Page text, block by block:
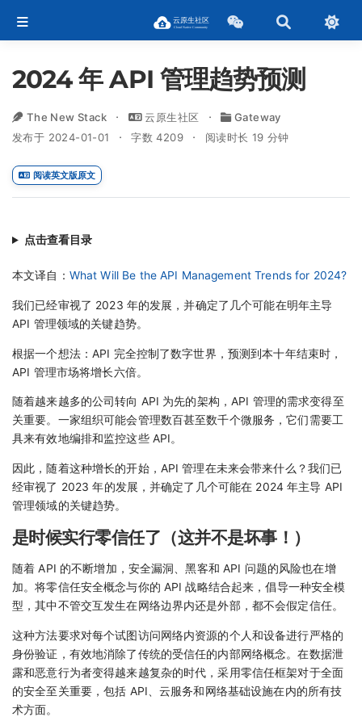
2024 年 API 管理趋势预测
The New Stack 云原生社区
Gateway
发布于 2024-01-01
字数 4209 阅读时长 19 分钟
阅读英文版原文
点击查看目录
本文译自： What Will Be the API Management Trends for 2024?
我们已经审视了 2023 年的发展，并确定了几个可能在明年主导
API 管理领域的关键趋势。
根据一个想法：API 完全控制了数字世界，预测到本十年结束时，
API 管理市场将增长六倍。
随着越来越多的公司转向 API 为先的架构，API 管理的需求变得至
关重要。一家组织可能会管理数百甚至数千个微服务，它们需要工
具来有效地编排和监控这些 API。
因此，随着这种增长的开始，API 管理在未来会带来什么？我们已
经审视了 2023 年的发展，并确定了几个可能在 2024 年主导 API
管理领域的关键趋势。
是时候实行零信任了（这并不是坏事！）
随着 API 的不断增加，安全漏洞、黑客和 API 问题的风险也在增
加。将零信任安全概念与你的 API 战略结合起来，倡导一种安全模
型，其中不管交互发生在网络边界内还是外部，都不会假定信任。
这种方法要求对每个试图访问网络内资源的个人和设备进行严格的
身份验证，有效地消除了传统的受信任的内部网络概念。在数据泄
露和恶意行为者变得越来越复杂的时代，采用零信任框架对于全面
的安全至关重要，包括 API、云服务和网络基础设施在内的所有技
术方面。